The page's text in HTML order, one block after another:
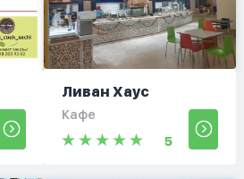
Ливан Хаус
Кафе
5